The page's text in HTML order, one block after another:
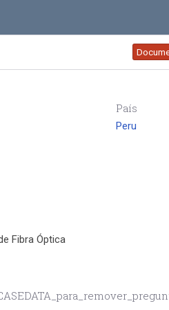
País
Peru
Fibra Óptica